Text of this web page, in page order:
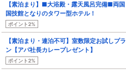
【素泊まり】■大浴殿・露天風呂完備■両国
国技館となりのタワー型ホテル！
ポイント2%
【素泊まり・連泊不可】室数限定お試しプラ
ン【アパ社長カレープレゼント】
ポイント2%